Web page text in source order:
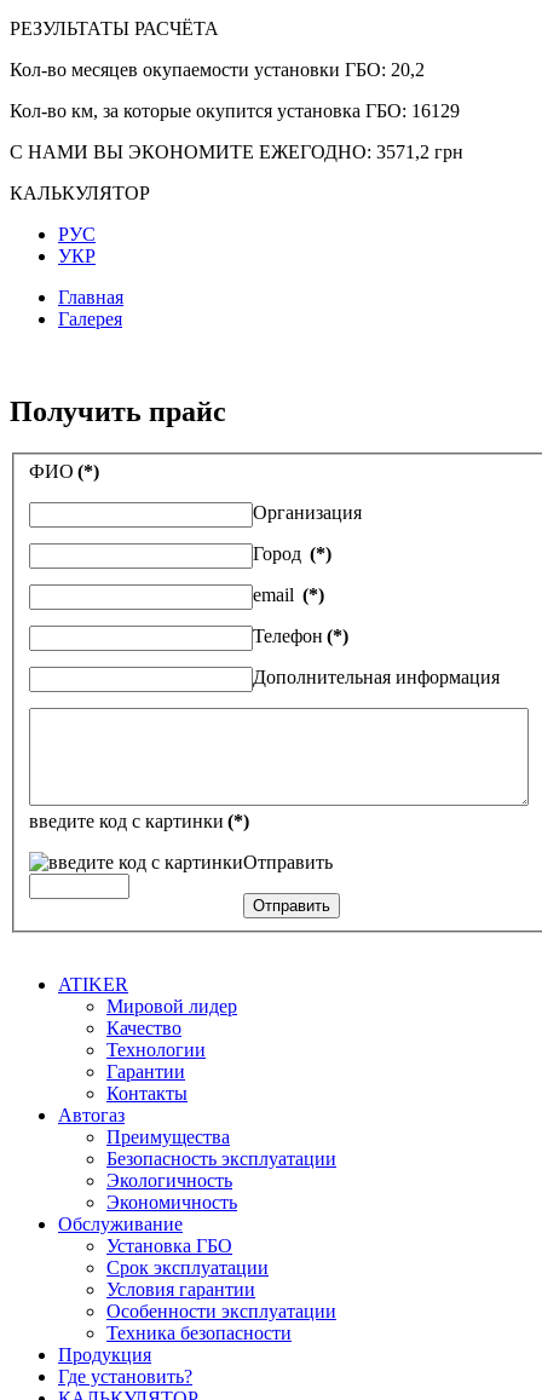
РЕЗУЛЬТАТЫ РАСЧЁТА
Кол-во месяцев окупаемости установки ГБО: 20,2
Кол-во км, за которые окупится установка ГБО: 16129
С НАМИ ВЫ ЭКОНОМИТЕ ЕЖЕГОДНО: 3571,2 грн
КАЛЬКУЛЯТОР
РУС
УКР
Главная
Галерея
Получить прайс
ФИО (*)
Организация
Город (*)
email (*)
Телефон (*)
Дополнительная информация
введите код с картинки (*)
Отправить
Отправить
ATIKER
Мировой лидер
Качество
Технологии
Гарантии
Контакты
Автогаз
Преимущества
Безопасность эксплуатации
Экологичность
Экономичность
Обслуживание
Установка ГБО
Срок эксплуатации
Условия гарантии
Особенности эксплуатации
Техника безопасности
Продукция
Где установить?